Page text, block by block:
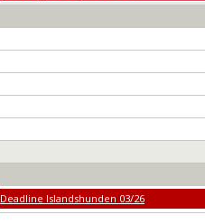
Deadline Islandshunden 03/26